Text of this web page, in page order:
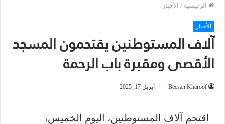
الرئيسية / الأخبار
الأخبار
آلاف المستوطنين يقتحمون المسجد
الأقصى ومقبرة باب الرحمة
Beesan Kharoof أبريل 17, 2025
اقتحم آلاف المستوطنين، اليوم الخميس،